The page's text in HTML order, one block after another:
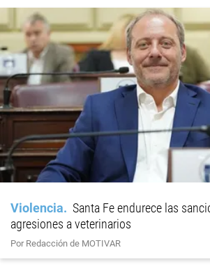
Violencia
Santa Fe endurece las
agresiones a veterinarios
Por Redacción de MOTIVAR